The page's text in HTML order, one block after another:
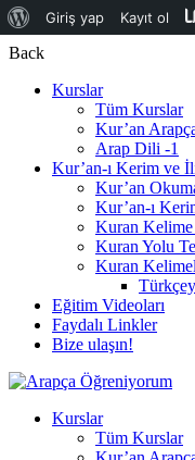
WordPress
hakkında
Giriş yap Kayıt ol
Back
Kurslar
Tüm Kurslar
Kur’an
Arap Dili -1
Kur’an-ı Kerim ve
Kur’an
Kur’an-ı
Kuran
Kuran Yolu
Kuran
Eğitim Videoları
Faydalı Linkler
Bize ulaşın!
Kurslar
Tüm Kurslar